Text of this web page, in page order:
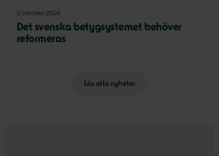
2 oktober 2024
Det svenska betygsystemet behöver
reformeras
Läs alla nyheter